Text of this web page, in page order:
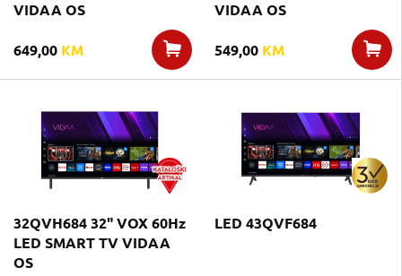
VIDAA OS
649,00 KM
VIDAA OS
549,00 KM
32QVH684 32" VOX 60Hz
LED SMART TV VIDAA
OS
LED 43QVF684